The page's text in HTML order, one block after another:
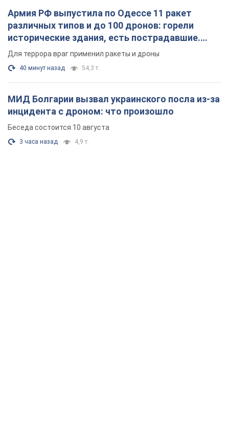
Армия РФ выпустила по Одессе 11 ракет
различных типов и до 100 дронов: горели
исторические здания, есть пострадавшие.
Фото и видео
Для террора враг применил ракеты и дроны
40 минут назад 54,3 т.
МИД Болгарии вызвал украинского посла из-за
инцидента с дроном: что произошло
Беседа состоится 10 августа
3 часа назад 4,9 т.